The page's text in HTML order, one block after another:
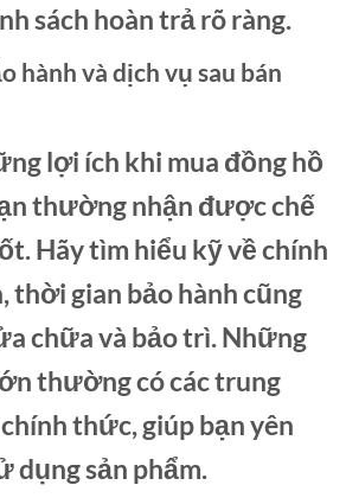
sách hoàn trả rõ ràng.
hành và dịch vụ sau bán
lợi ích khi mua đồng hồ
thường nhận được chế
Hãy tìm hiểu kỹ về chính
thời gian bảo hành cũng
chữa và bảo trì. Những
thường có các trung
thức, giúp bạn yên
dụng sản phẩm.